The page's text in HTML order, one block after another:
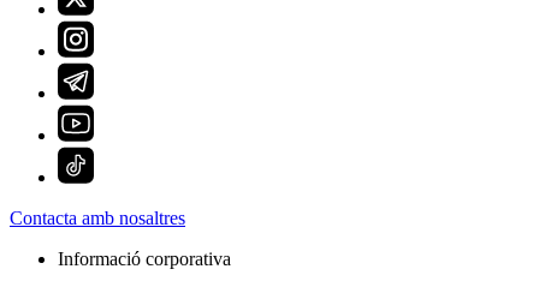
Contacta amb nosaltres
Informació corporativa